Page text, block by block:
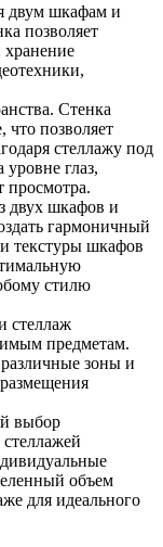
двум шкафам и
позволяет
хранение
Стенка
что позволяет
стеллажу под
уровне глаз,
просмотра.
двух шкафов и
гармоничный
текстуры шкафов
стилю
стеллаж
предметам.
зоны и
выбор
объем
для идеального